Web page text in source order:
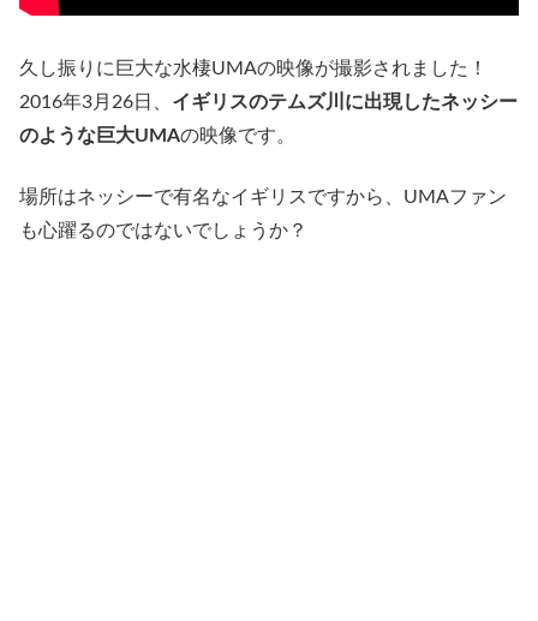
久し振りに巨大な水棲UMAの映像が撮影されました！
2016年3月26日、 イギリスのテムズ川に出現したネッシー
のような巨大UMAの映像です。
場所はネッシーで有名なイギリスですから、UMAファン
も心躍るのではないでしょうか？